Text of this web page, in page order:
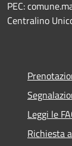
PEC:
Centralino
Leggi le
Richiesta